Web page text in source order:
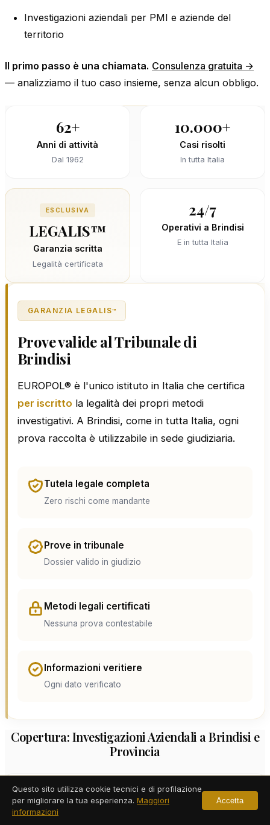
Investigazioni aziendali per PMI e aziende del
territorio
Il primo passo è una chiamata. Consulenza gratuita →
— analizziamo il tuo caso insieme, senza alcun obbligo.
62+
Anni di attività
Dal 1962
10.000+
Casi risolti
In tutta Italia
ESCLUSIVA
LEGALIS™
Garanzia scritta
Legalità certificata
24/7
Operativi a Brindisi
E in tutta Italia
GARANZIA LEGALIS™
Prove valide al Tribunale di
Brindisi
EUROPOL® è l'unico istituto in Italia che certifica
per iscritto la legalità dei propri metodi
investigativi. A Brindisi, come in tutta Italia, ogni
prova raccolta è utilizzabile in sede giudiziaria.
Tutela legale completa
Zero rischi come mandante
Prove in tribunale
Dossier valido in giudizio
Metodi legali certificati
Nessuna prova contestabile
Informazioni veritiere
Ogni dato verificato
Copertura: Investigazioni Aziendali a Brindisi e
Provincia
Questo sito utilizza cookie tecnici e di profilazione
per migliorare la tua esperienza. Maggiori
informazioni
Accetta